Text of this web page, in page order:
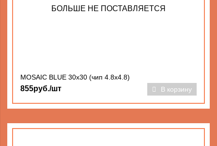
БОЛЬШЕ НЕ ПОСТАВЛЯЕТСЯ
MOSAIC BLUE 30x30 (чип 4.8х4.8)
855руб./шт В корзину